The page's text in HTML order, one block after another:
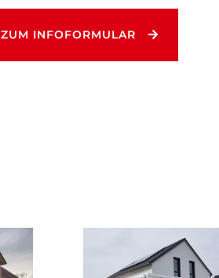
ZUM INFOFORMULAR